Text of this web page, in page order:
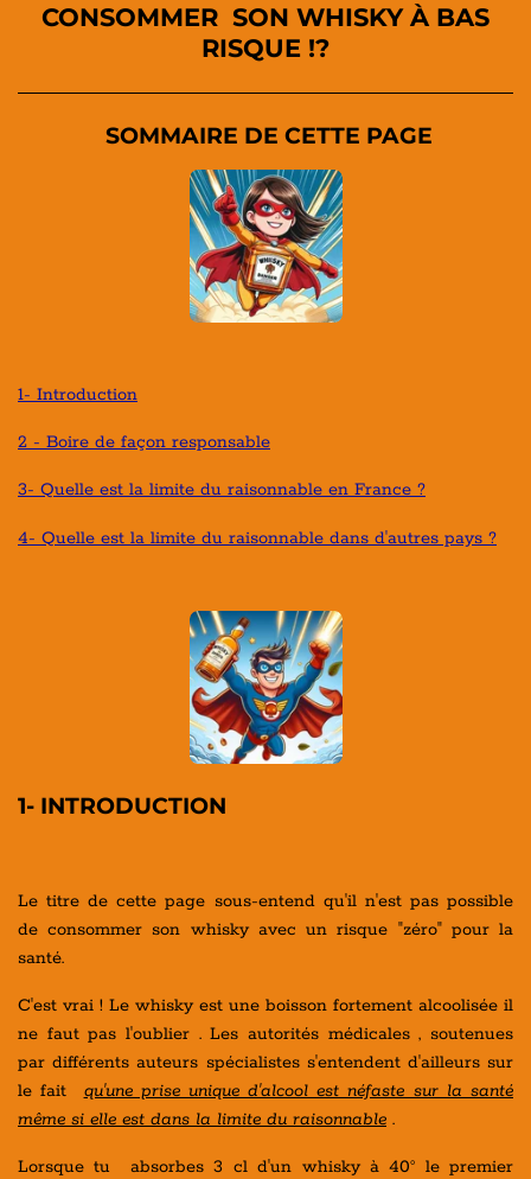
CONSOMMER SON WHISKY À BAS
RISQUE !?
SOMMAIRE DE CETTE PAGE
1- Introduction
2 - Boire de façon responsable
3- Quelle est la limite du raisonnable en France ?
4- Quelle est la limite du raisonnable dans d'autres pays ?
1- INTRODUCTION
Le titre de cette page sous-entend qu'il n'est pas possible
de consommer son whisky avec un risque "zéro" pour la
santé.
C'est vrai ! Le whisky est une boisson fortement alcoolisée il
ne faut pas l'oublier . Les autorités médicales , soutenues
par différents auteurs spécialistes s'entendent d'ailleurs sur
le fait qu'une prise unique d'alcool est néfaste sur la santé
même si elle est dans la limite du raisonnable .
Lorsque tu absorbes 3 cl d'un whisky à 40° le premier